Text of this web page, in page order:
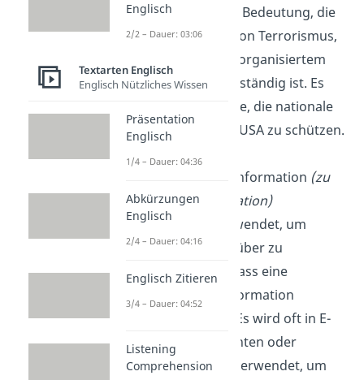
von nationaler Bedeutung, die
Bekämpfung von Terrorismus,
Spionage und organisiertem
Verbrechen zuständig ist. Es
hat die Aufgabe, die nationale
Sicherheit der USA zu schützen.
For Your Information (zu
deiner Information)
„FYI“ wird verwendet, um
jemanden darüber zu
informieren, dass eine
bestimmte Information
verfügbar ist. Es wird oft in E-
Mails, Nachrichten oder
Dokumenten verwendet, um
Englisch
2/2 – Dauer: 03:06
Textarten Englisch
Englisch Nützliches Wissen
Präsentation
Englisch
1/4 – Dauer: 04:36
Abkürzungen
Englisch
2/4 – Dauer: 04:16
Englisch Zitieren
3/4 – Dauer: 04:52
Listening
Comprehension